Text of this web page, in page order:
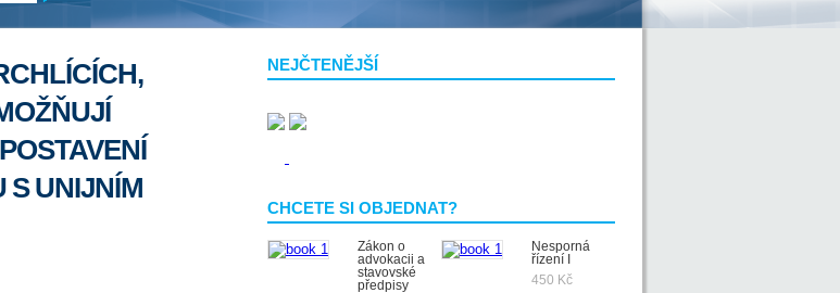
NEJČTENĚJŠÍ
CHCETE SI OBJEDNAT?
Zákon o
advokacii a
stavovské
předpisy
Nesporná
řízení I
450 Kč
S UNIJNÍM